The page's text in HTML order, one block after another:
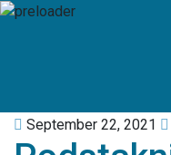
September 22, 2021